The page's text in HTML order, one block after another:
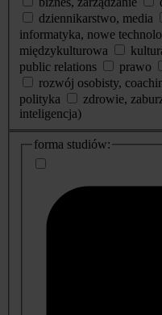
dziennikarstwo, media
informatyka, nowe
międzykulturowa
public relations
prawo
rozwój osobisty,
polityka
zdrowie,
inteligencja)
dodatkowe
informacje
forma studiów: